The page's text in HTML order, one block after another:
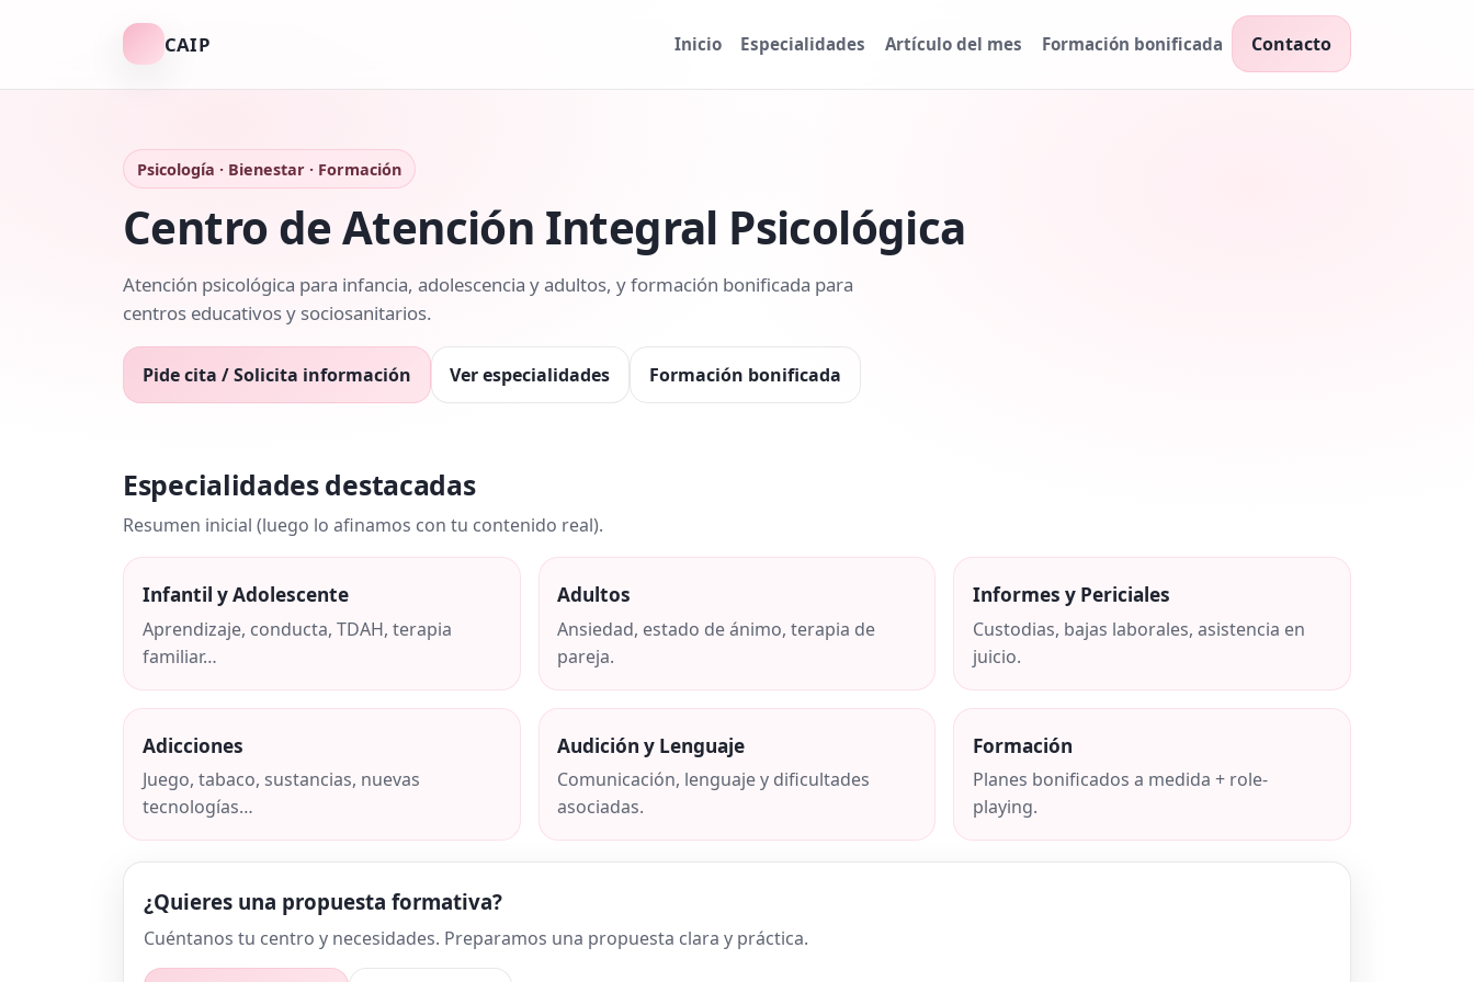
CAIP Inicio Especialidades Artículo del mes Formación bonificada Contacto
Psicología · Bienestar · Formación
Centro de Atención Integral Psicológica
Atención psicológica para infancia, adolescencia y adultos, y formación bonificada para
centros educativos y sociosanitarios.
Pide cita / Solicita información Ver especialidades Formación bonificada
Especialidades destacadas
Resumen inicial (luego lo afinamos con tu contenido real).
Infantil y Adolescente
Aprendizaje, conducta, TDAH, terapia
familiar…
Adultos
Ansiedad, estado de ánimo, terapia de
pareja.
Informes y Periciales
Custodias, bajas laborales, asistencia en
juicio.
Adicciones
Juego, tabaco, sustancias, nuevas
tecnologías…
Audición y Lenguaje
Comunicación, lenguaje y dificultades
asociadas.
Formación
Planes bonificados a medida + role-
playing.
¿Quieres una propuesta formativa?
Cuéntanos tu centro y necesidades. Preparamos una propuesta clara y práctica.